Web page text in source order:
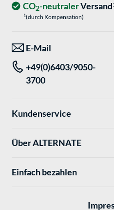
CO2-neutralerVersand
1(durch Kompensation)
E-Mail
+49(0)6403/9050-
3700
Kundenservice
Über ALTERNATE
Einfach bezahlen